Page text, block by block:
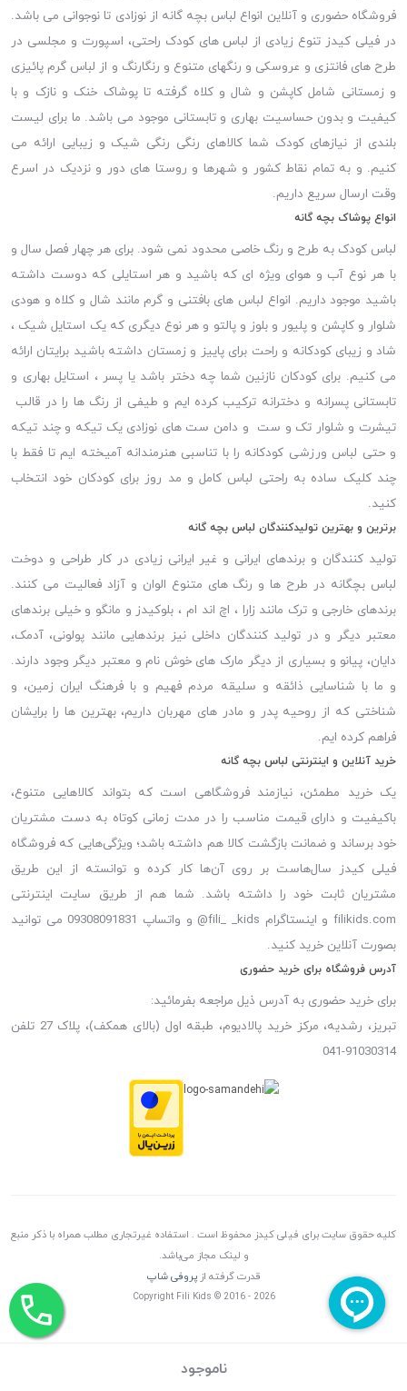
ناموجود
فروشگاه حضوری و آنلاین انواع لباس بچه گانه از نوزادی تا نوجوانی می باشد.
در فیلی کیدز تنوع زیادی از لباس های کودک راحتی، اسپورت و مجلسی در
طرح های فانتزی و عروسکی و رنگهای متنوع و رنگارنگ و از لباس گرم پائیزی
و زمستانی شامل کاپشن و شال و کلاه گرفته تا پوشاک خنک و نازک و با
کیفیت و بدون حساسیت بهاری و تابستانی موجود می باشد. ما برای لیست
بلندی از نیازهای کودک شما کالاهای رنگی رنگی شیک و زیبایی ارائه می
کنیم. و به تمام نقاط کشور و شهرها و روستا های دور و نزدیک در اسرع
وقت ارسال سریع داریم.
انواع پوشاک بچه گانه
لباس کودک به طرح و رنگ خاصی محدود نمی شود. برای هر چهار فصل سال و
با هر نوع آب و هوای ویژه ای که باشید و هر استایلی که دوست داشته
باشید موجود داریم. انواع لباس های بافتنی و گرم مانند شال و کلاه و هودی
شلوار و کاپشن و پلیور و بلوز و پالتو و هر نوع دیگری که یک استایل شیک ،
شاد و زیبای کودکانه و راحت برای پاییز و زمستان داشته باشید برایتان ارائه
می کنیم. برای کودکان نازنین شما چه دختر باشد یا پسر ، استایل بهاری و
تابستانی پسرانه و دخترانه ترکیب کرده ایم و طیفی از رنگ ها را در قالب
تیشرت و شلوار تک و ست و دامن ست های نوزادی یک تیکه و چند تیکه
و حتی لباس ورزشی کودکانه را با تناسبی هنرمندانه آمیخته ایم تا فقط با
چند کلیک ساده به راحتی لباس کامل و مد روز برای کودکان خود انتخاب
کنید.
برترین و بهترین تولیدکنندگان لباس بچه گانه
تولید کنندگان و برندهای ایرانی و غیر ایرانی زیادی در کار طراحی و دوخت
لباس بچگانه در طرح ها و رنگ های متنوع الوان و آزاد فعالیت می کنند.
برندهای خارجی و ترک مانند زارا ، اچ اند ام ، بلوکیدز و مانگو و خیلی برندهای
معتبر دیگر و در تولید کنندگان داخلی نیز برندهایی مانند پولونی، آدمک،
دایان، پیانو و بسیاری از دیگر مارک های خوش نام و معتبر دیگر وجود دارند.
و ما با شناسایی ذائقه و سلیقه مردم فهیم و با فرهنگ ایران زمین، و
شناختی که از روحیه پدر و مادر های مهربان داریم، بهترین ها را برایشان
فراهم کرده ایم.
خرید آنلاین و اینترنتی لباس بچه گانه
یک خرید مطمئن، نیازمند فروشگاهی است که بتواند کالاهایی متنوع،
باکیفیت و دارای قیمت مناسب را در مدت زمانی کوتاه به دست مشتریان
خود برساند و ضمانت بازگشت کالا هم داشته باشد؛ ویژگی‌هایی که فروشگاه
فیلی کیدز سال‌هاست بر روی آن‌ها کار کرده و توانسته از این طریق
مشتریان ثابت خود را داشته باشد. شما هم از طریق سایت اینترنتی
filikids.com و اینستاگرام fili_ _kids@ و واتساپ 09308091831 می توانید
بصورت آنلاین خرید کنید.
آدرس فروشگاه برای خرید حضوری
برای خرید حضوری به آدرس ذیل مراجعه بفرمائید:
تبریز، رشدیه، مرکز خرید پالادیوم، طبقه اول (بالای همکف)، پلاک 27 تلفن
91030314-041
کلیه حقوق سایت برای فیلی کیدز محفوظ است . استفاده غیرتجاری مطلب همراه با ذکر منبع
و لینک مجاز می‌باشد.
قدرت گرفته ازپروفی شاپ
Copyright Fili Kids © 2016 - 2026